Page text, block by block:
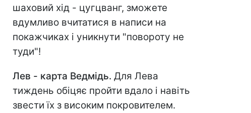
шаховий хід - цугцванг, зможете
вдумливо вчитатися в написи на
покажчиках і уникнути "повороту не
туди"!
Лев - карта Ведмідь. Для Лева
тиждень обіцяє пройти вдало і навіть
звести їх з високим покровителем.